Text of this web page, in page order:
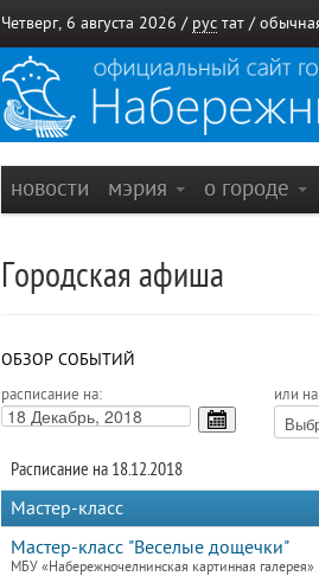
Четверг, 6 августа 2026 / рус тат /
новости мэрия о городе
Городская афиша
ОБЗОР СОБЫТИЙ
расписание на: или
Расписание на 18.12.2018
Мастер-класс
Мастер-класс "Веселые дощечки"
МБУ «Набережночелнинская картинная галерея»